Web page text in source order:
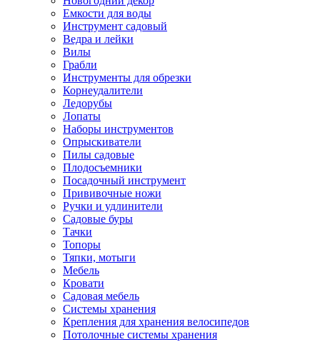
Емкости для воды
Инструмент садовый
Ведра и лейки
Вилы
Грабли
Инструменты для обрезки
Корнеудалители
Ледорубы
Лопаты
Наборы инструментов
Опрыскиватели
Пилы садовые
Плодосъемники
Посадочный инструмент
Прививочные ножи
Ручки и удлинители
Садовые буры
Тачки
Топоры
Тяпки, мотыги
Мебель
Кровати
Садовая мебель
Системы хранения
Крепления для хранения велосипедов
Потолочные системы хранения